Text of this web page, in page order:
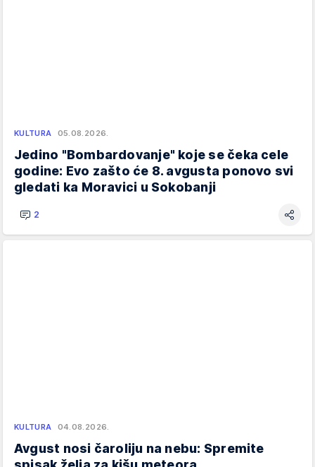
KULTURA 05.08.2026.
Jedino "Bombardovanje" koje se čeka cele
godine: Evo zašto će 8. avgusta ponovo svi
gledati ka Moravici u Sokobanji
2
KULTURA 04.08.2026.
Avgust nosi čaroliju na nebu: Spremite